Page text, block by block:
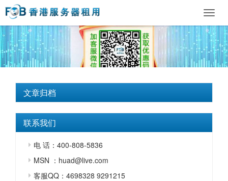
文章归档
联系我们
电 话：400-808-5836
MSN ：huad@live.com
客服QQ：4698328 9291215